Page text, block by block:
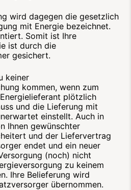
wird dagegen die gesetzlich
mit Energie bezeichnet.
Somit ist Ihre
ist durch die
gesichert.
keiner
kommen, wenn zum
plötzlich
und die Lieferung mit
einstellt. Auch in
Ihnen gewünschter
und der Liefervertrag
endet und ein neuer
(noch) nicht
zu keinem
Ihre Belieferung wird
übernommen.